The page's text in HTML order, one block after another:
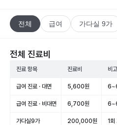
전체 급여 가다실 9가
전체 진료비
진료 항목 진료비 비고
급여 진료 · 대면 5,600원
급여 진료 · 비대면 6,700원
가다실9가 200,000원 1회